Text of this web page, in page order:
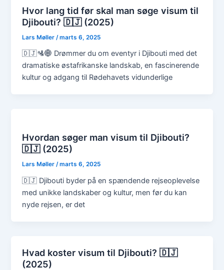
Hvor lang tid før skal man søge visum til
Djibouti? 🇩🇯 (2025)
Lars Møller /marts 6, 2025
🇩🇯🛂🌐 Drømmer du om eventyr i Djibouti med det
dramatiske østafrikanske landskab, en fascinerende
kultur og adgang til Rødehavets vidunderlige
Hvordan søger man visum til Djibouti?
🇩🇯 (2025)
Lars Møller/marts 6, 2025
🇩🇯 Djibouti byder på en spændende rejseoplevelse
med unikke landskaber og kultur, men før du kan
nyde rejsen, er det
Hvad koster visum til Djibouti? 🇩🇯
(2025)